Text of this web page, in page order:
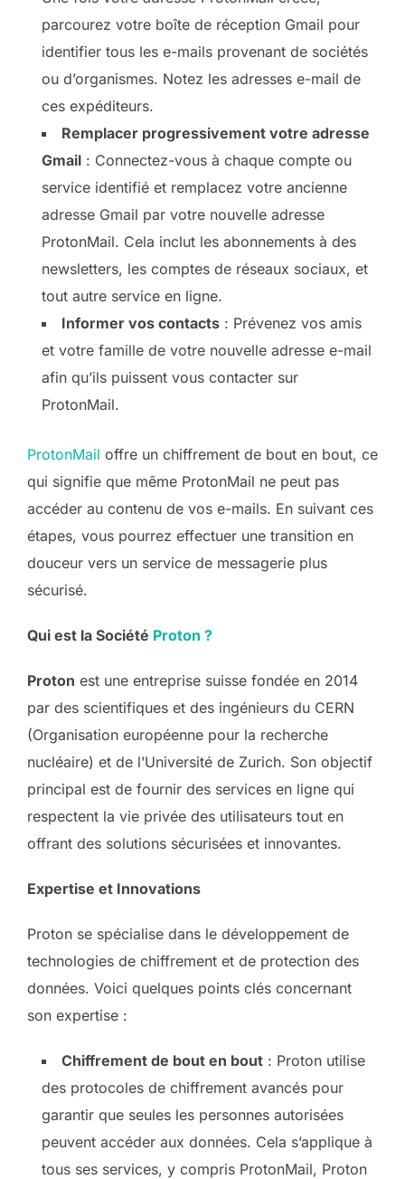
parcourez votre boîte de réception Gmail pour
identifier tous les e-mails provenant de sociétés
ou d’organismes. Notez les adresses e-mail de
ces expéditeurs.
Remplacer progressivement votre adresse
Gmail : Connectez-vous à chaque compte ou
service identifié et remplacez votre ancienne
adresse Gmail par votre nouvelle adresse
ProtonMail. Cela inclut les abonnements à des
newsletters, les comptes de réseaux sociaux, et
tout autre service en ligne.
Informer vos contacts : Prévenez vos amis
et votre famille de votre nouvelle adresse e-mail
afin qu’ils puissent vous contacter sur
ProtonMail.
ProtonMail offre un chiffrement de bout en bout, ce
qui signifie que même ProtonMail ne peut pas
accéder au contenu de vos e-mails. En suivant ces
étapes, vous pourrez effectuer une transition en
douceur vers un service de messagerie plus
sécurisé.
Qui est la Société Proton ?
Proton est une entreprise suisse fondée en 2014
par des scientifiques et des ingénieurs du CERN
(Organisation européenne pour la recherche
nucléaire) et de l’Université de Zurich. Son objectif
principal est de fournir des services en ligne qui
respectent la vie privée des utilisateurs tout en
offrant des solutions sécurisées et innovantes.
Expertise et Innovations
Proton se spécialise dans le développement de
technologies de chiffrement et de protection des
données. Voici quelques points clés concernant
son expertise :
Chiffrement de bout en bout : Proton utilise
des protocoles de chiffrement avancés pour
garantir que seules les personnes autorisées
peuvent accéder aux données. Cela s’applique à
tous ses services, y compris ProtonMail, Proton